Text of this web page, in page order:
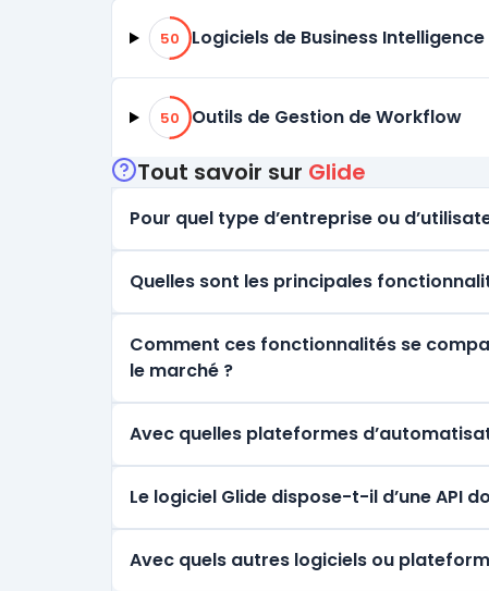
50% de compatibilité
50 Logiciels de Business
50% de compatibilité
50 Outils de Gestion de Workflow
Tout savoir sur Glide
Pour quel type d’entreprise ou
Quelles sont les principales
Comment ces fonctionnalités se
le marché ?
Avec quelles plateformes
Le logiciel Glide dispose-t-il d’une API
Avec quels autres logiciels ou